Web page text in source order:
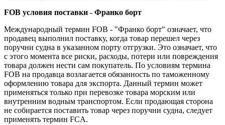
FOB условия поставки - Франко борт
Международный термин FOB - "Франко борт" означает, что
продавец выполнил поставку, когда товар перешел через
поручни судна в указанном порту отгрузки. Это означает, что
с этого момента все риски, расходы, потери или повреждения
товара должен нести сам покупатель. По условиям термина
FOB на продавца возлагается обязанность по таможенному
оформлению товара для экспорта. Данный термин может
применяться только при перевозке товара морским или
внутренним водным транспортом. Если продающая сторона
не собирается поставить товар через поручни судна, следует
применять термин FCA.